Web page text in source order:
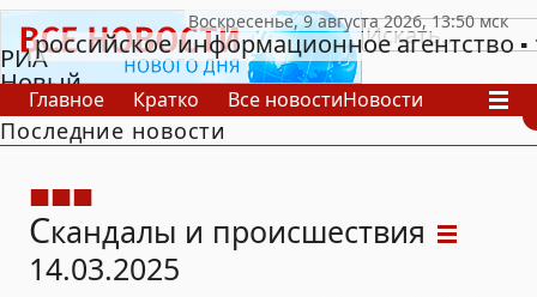
РИА
Новый
День
российское информационное агентство
Главное Кратко Все новостиНовости
В России
В мире
Последние новости
Скандалы и происшествия
14.03.2025